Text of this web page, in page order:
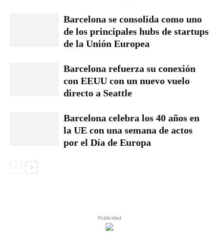
Barcelona se consolida como uno
de los principales hubs de startups
de la Unión Europea
Barcelona refuerza su conexión
con EEUU con un nuevo vuelo
directo a Seattle
Barcelona celebra los 40 años en
la UE con una semana de actos
por el Día de Europa
Publicidad